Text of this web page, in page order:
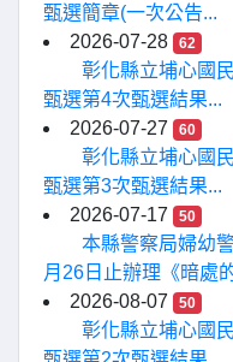
甄選簡章(一次公告...
2026-07-28
62
彰化縣立埔心國
甄選第4次甄選結果...
2026-07-27
60
彰化縣立埔心國
甄選第3次甄選結果...
2026-07-17
50
本縣警察局婦幼
月26日止辦理《暗處
2026-08-07
50
彰化縣立埔心國